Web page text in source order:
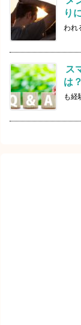
り
われ
ス
は
も経